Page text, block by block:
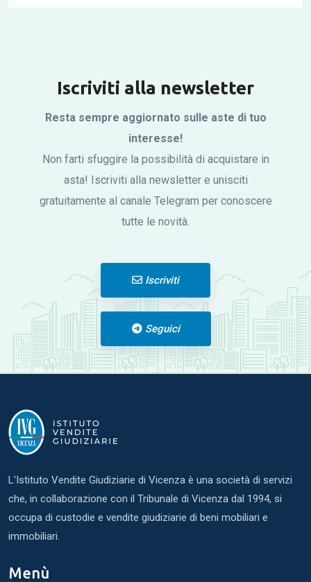
Iscriviti alla newsletter
Resta sempre aggiornato sulle aste di tuo
interesse!
Non farti sfuggire la possibilità di acquistare in
asta! Iscriviti alla newsletter e unisciti
gratuitamente al canale Telegram per conoscere
tutte le novità.
Iscriviti
Seguici
L'Istituto Vendite Giudiziarie di Vicenza è una società di servizi
che, in collaborazione con il Tribunale di Vicenza dal 1994, si
occupa di custodie e vendite giudiziarie di beni mobiliari e
immobiliari.
Menù